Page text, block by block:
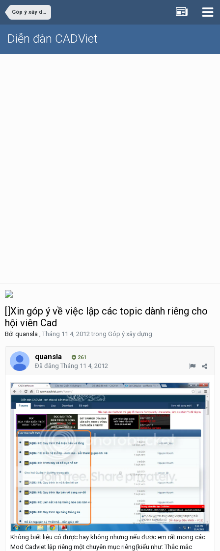
Góp ý xây dựng
Diễn đàn CADViet
[]Xin góp ý về việc lập các topic dành riêng cho
hội viên Cad
Bởi quansla , Tháng 11 4, 2012trong Góp ý xây dựng
quansla 261
Đã đăng Tháng 11 4, 2012
Không biết liệu có được hay không nhưng nếu được em rất mong các
Mod Cadviet lập riêng một chuyên mục riêng(kiểu như: Thắc mắc